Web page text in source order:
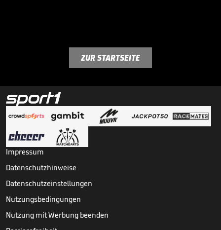
ZUR STARTSEITE
Impressum
Datenschutzhinweise
Datenschutzeinstellungen
Nutzungsbedingungen
Nutzung mit Werbung beenden